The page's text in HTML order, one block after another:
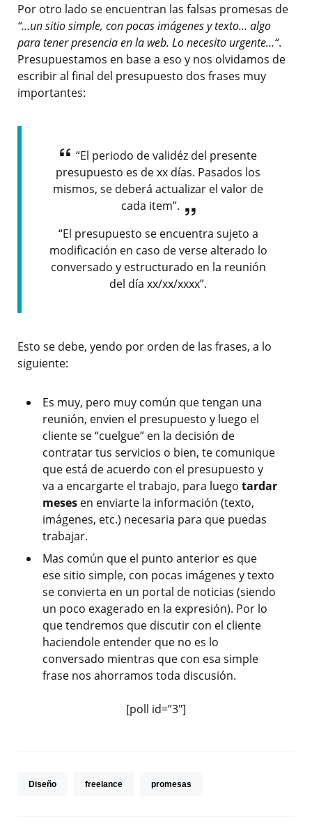
Por otro lado se encuentran las falsas promesas de
“…un sitio simple, con pocas imágenes y texto… algo
para tener presencia en la web. Lo necesito urgente…“.
Presupuestamos en base a eso y nos olvidamos de
escribir al final del presupuesto dos frases muy
importantes:
“El periodo de validéz del presente
presupuesto es de xx días. Pasados los
mismos, se deberá actualizar el valor de
cada item”.
“El presupuesto se encuentra sujeto a
modificación en caso de verse alterado lo
conversado y estructurado en la reunión
del día xx/xx/xxxx”.
Esto se debe, yendo por orden de las frases, a lo
siguiente:
Es muy, pero muy común que tengan una
reunión, envien el presupuesto y luego el
cliente se “cuelgue” en la decisión de
contratar tus servicios o bien, te comunique
que está de acuerdo con el presupuesto y
va a encargarte el trabajo, para luego tardar
meses en enviarte la información (texto,
imágenes, etc.) necesaria para que puedas
trabajar.
Mas común que el punto anterior es que
ese sitio simple, con pocas imágenes y texto
se convierta en un portal de noticias (siendo
un poco exagerado en la expresión). Por lo
que tendremos que discutir con el cliente
haciendole entender que no es lo
conversado mientras que con esa simple
frase nos ahorramos toda discusión.
[poll id=”3″]
Diseño freelance promesas